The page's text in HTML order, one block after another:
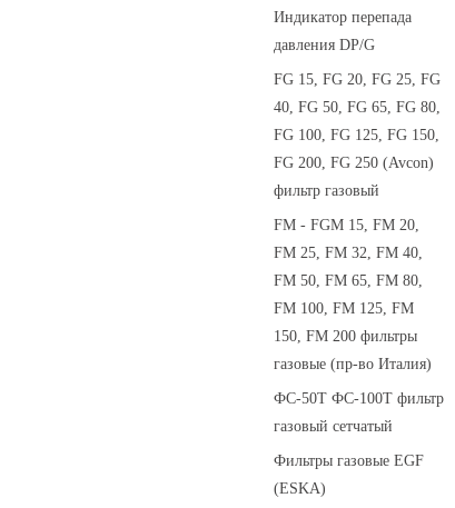
Индикатор перепада
давления DP/G
FG 15, FG 20, FG 25, FG
40, FG 50, FG 65, FG 80,
FG 100, FG 125, FG 150,
FG 200, FG 250 (Avcon)
фильтр газовый
FM - FGM 15, FM 20,
FM 25, FM 32, FM 40,
FM 50, FM 65, FM 80,
FM 100, FM 125, FM
150, FM 200 фильтры
газовые (пр-во Италия)
ФС-50Т ФС-100Т фильтр
газовый сетчатый
Фильтры газовые EGF
(ESKA)